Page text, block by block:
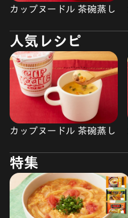
カップヌードル 茶碗蒸し
人気レシピ
カップヌードル 茶碗蒸し
特集